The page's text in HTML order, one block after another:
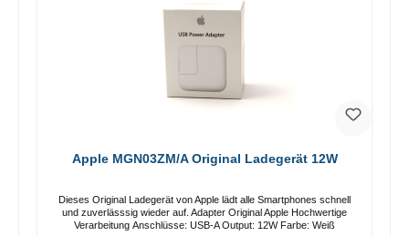
Apple MGN03ZM/A Original Ladegerät 12W
Dieses Original Ladegerät von Apple lädt alle Smartphones schnell
und zuverlässsig wieder auf. Adapter Original Apple Hochwertige
Verarbeitung Anschlüsse: USB-A Output: 12W Farbe: Weiß